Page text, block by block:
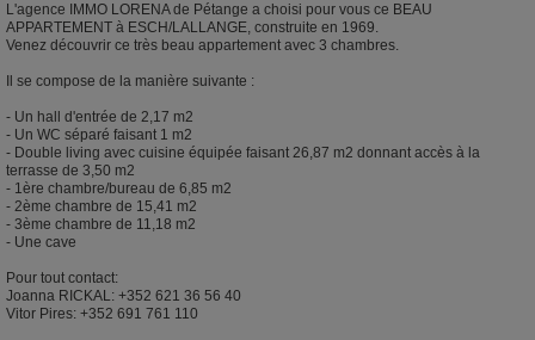
L'agence IMMO LORENA de Pétange a choisi pour vous ce BEAU
APPARTEMENT à ESCH/LALLANGE, construite en 1969.
Venez découvrir ce très beau appartement avec 3 chambres.
Il se compose de la manière suivante :
- Un hall d'entrée de 2,17 m2
- Un WC séparé faisant 1 m2
- Double living avec cuisine équipée faisant 26,87 m2 donnant accès à la
terrasse de 3,50 m2
- 1ère chambre/bureau de 6,85 m2
- 2ème chambre de 15,41 m2
- 3ème chambre de 11,18 m2
- Une cave
Pour tout contact:
Joanna RICKAL: +352 621 36 56 40
Vitor Pires: +352 691 761 110